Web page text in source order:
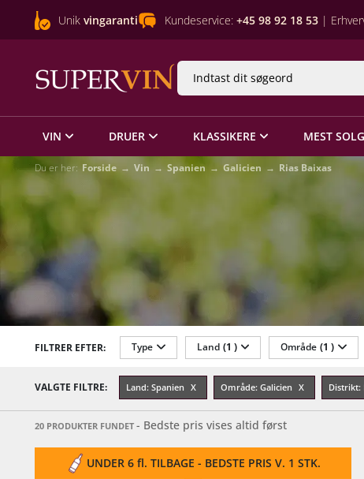
Unik vingaranti Kundeservice: +45 98 92 18 53 |
VIN DRUER KLASSIKERE MEST
Du er her: Forside Vin Spanien Galicien Rias Baixas
FILTRER EFTER: Type Land (1 ) Område (1 )
Restflasker Alkohol-% Årgang
VALGTE FILTRE: Land: Spanien Område: Galicien Distrikt:
20 PRODUKTER FUNDET - Bedste pris vises altid først
UNDER 6 fl. TILBAGE - BEDSTE PRIS V. 1 STK.